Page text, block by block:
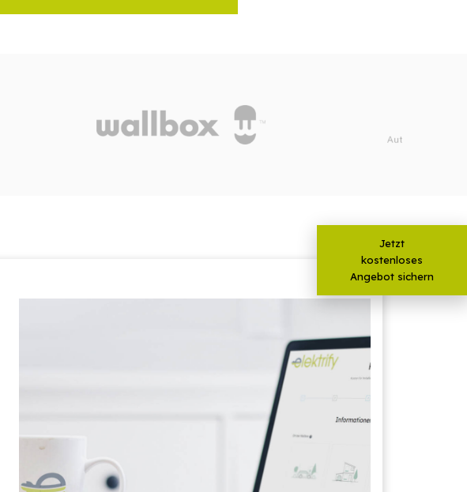
Jetzt
kostenloses
Angebot sichern